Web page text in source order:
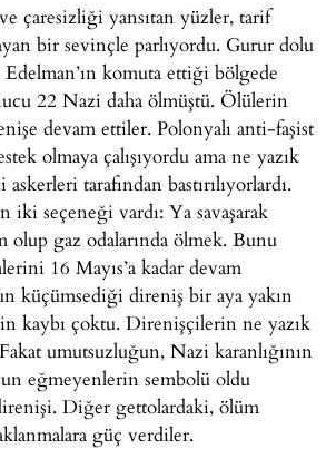
çaresizliği yansıtan yüzler, tarif
bir sevinçle parlıyordu. Gurur dolu
komuta ettiği bölgede
22 Nazi daha ölmüştü. Ölülerin
devam ettiler. Polonyalı anti-faşist
olmaya çalışıyordu ama ne yazık
tarafından bastırılıyorlardı.
seçeneği vardı: Ya savaşarak
olup gaz odalarında ölmek. Bunu
16 Mayıs’a kadar devam
küçümsediği direniş bir aya yakın
kaybı çoktu. Direnişçilerin ne yazık
umutsuzluğun, Nazi karanlığının
eğmeyenlerin sembolü oldu
Diğer gettolardaki, ölüm
güç verdiler.